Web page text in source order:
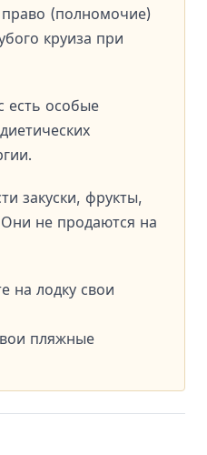
(полномочие)
круиза при
есть особые
закуски, фрукты,
не продаются на
на лодку свои
пляжные